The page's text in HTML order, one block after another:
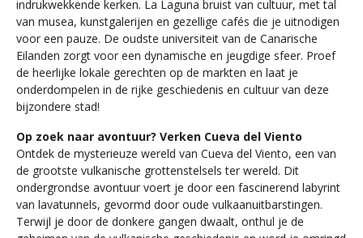
indrukwekkende kerken. La Laguna bruist van cultuur, met tal
van musea, kunstgalerijen en gezellige cafés die je uitnodigen
voor een pauze. De oudste universiteit van de Canarische
Eilanden zorgt voor een dynamische en jeugdige sfeer. Proef
de heerlijke lokale gerechten op de markten en laat je
onderdompelen in de rijke geschiedenis en cultuur van deze
bijzondere stad!
Op zoek naar avontuur? Verken Cueva del Viento
Ontdek de mysterieuze wereld van Cueva del Viento, een van
de grootste vulkanische grottenstelsels ter wereld. Dit
ondergrondse avontuur voert je door een fascinerend labyrint
van lavatunnels, gevormd door oude vulkaanuitbarstingen.
Terwijl je door de donkere gangen dwaalt, onthul je de